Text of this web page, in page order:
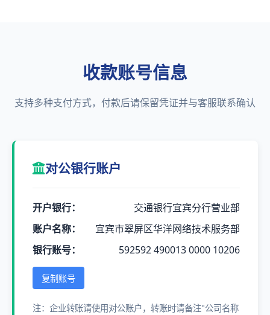
收款账号信息
支持多种支付方式，付款后请保留凭证并与客服联系确认
对公银行账户
开户银行：
交通银行宜宾分行营业部
账户名称：
宜宾市翠屏区华洋网络技术服务部
银行账号：
592592 490013 0000 10206
复制账号
注：企业转账请使用对公账户，转账时请备注"公司名称